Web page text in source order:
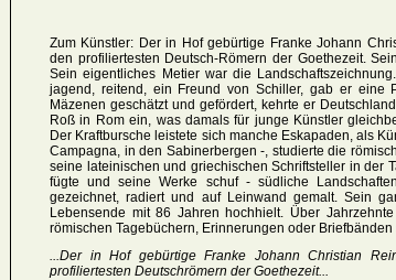
Zum Künstler: Der in Hof gebürtige Franke Johann
den profiliertesten Deutsch-Römern der Goethezeit.
Sein eigentliches Metier war die
jagend, reitend, ein Freund von Schiller, gab er eine
Mäzenen geschätzt und gefördert, kehrte er
Roß in Rom ein, was damals für junge Künstler
Der Kraftbursche leistete sich manche Eskapaden, als
Campagna, in den Sabinerbergen -, studierte die
seine lateinischen und griechischen Schriftsteller in der
fügte und seine Werke schuf - südliche
gezeichnet, radiert und auf Leinwand gemalt. Sein
Lebensende mit 86 Jahren hochhielt. Über
römischen Tagebüchern, Erinnerungen oder
...Der in Hof gebürtige Franke Johann Christian
profiliertesten Deutschrömern der Goethezeit...